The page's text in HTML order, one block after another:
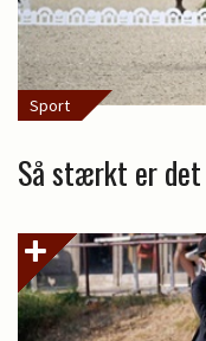
Sport
Så stærkt er det